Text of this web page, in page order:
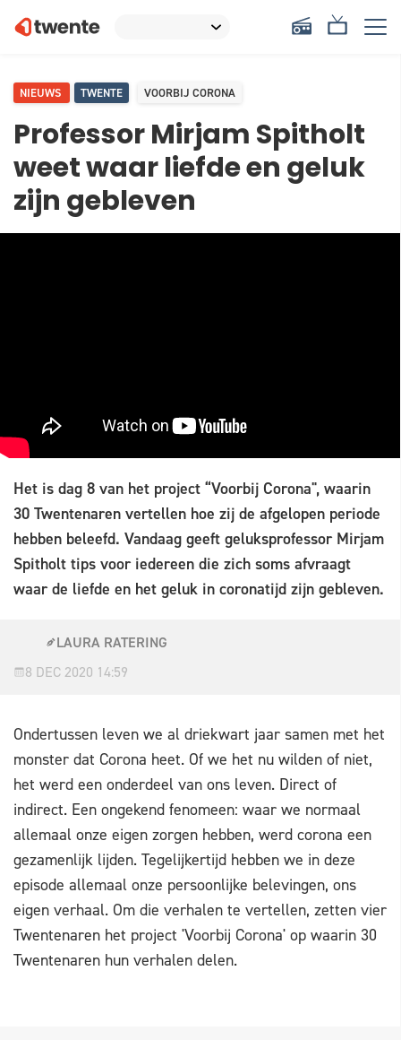
NIEUWS TWENTE VOORBIJ CORONA
Professor Mirjam Spitholt
weet waar liefde en geluk
zijn gebleven
Het is dag 8 van het project “Voorbij Corona", waarin
30 Twentenaren vertellen hoe zij de afgelopen periode
hebben beleefd. Vandaag geeft geluksprofessor Mirjam
Spitholt tips voor iedereen die zich soms afvraagt
waar de liefde en het geluk in coronatijd zijn gebleven.
LAURA RATERING
8 DEC 2020 14:59
Ondertussen leven we al driekwart jaar samen met het
monster dat Corona heet. Of we het nu wilden of niet,
het werd een onderdeel van ons leven. Direct of
indirect. Een ongekend fenomeen: waar we normaal
allemaal onze eigen zorgen hebben, werd corona een
gezamenlijk lijden. Tegelijkertijd hebben we in deze
episode allemaal onze persoonlijke belevingen, ons
eigen verhaal. Om die verhalen te vertellen, zetten vier
Twentenaren het project 'Voorbij Corona' op waarin 30
Twentenaren hun verhalen delen.